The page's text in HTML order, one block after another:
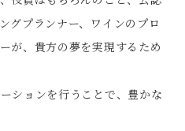
グプランナー、ワインのプロ
が、貴方の夢を実現するため
ションを行うことで、豊かな